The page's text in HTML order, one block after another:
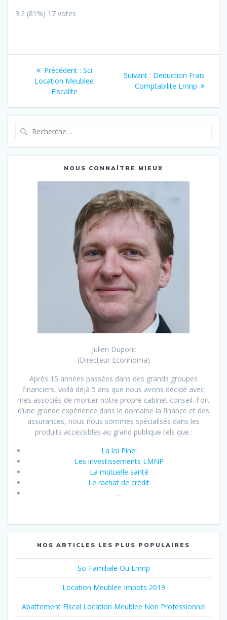
3.2 (81%) 17 votes
Navigation
l’article
Précédent : Article
précédent
Sci
Location Meublee
Fiscalite
Suivant : Article
suivant
Deduction Frais
Comptabilite Lmnp
:
NOUS CONNAÎTRE MIEUX
Julien Dupont
(Directeur Econhoma)
Après 15 années passées dans des grands groupes
financiers, voilà déjà 5 ans que nous avons décidé avec
mes associés de monter notre propre cabinet conseil. Fort
d’une grande expérience dans le domaine la finance et des
assurances, nous nous sommes spécialisés dans les
produits accessibles au grand publique tels que :
La loi Pinel
Les investissements LMNP
La mutuelle santé
Le rachat de crédit
…
NOS ARTICLES LES PLUS POPULAIRES
Sci Familiale Ou Lmnp
Location Meublee Impots 2019
Abattement Fiscal Location Meublee Non Professionnel